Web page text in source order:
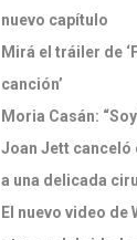
nuevo capítulo
Mirá el tráiler de
canción’
Moria Casán:
Joan Jett
a una delicada
El nuevo video de